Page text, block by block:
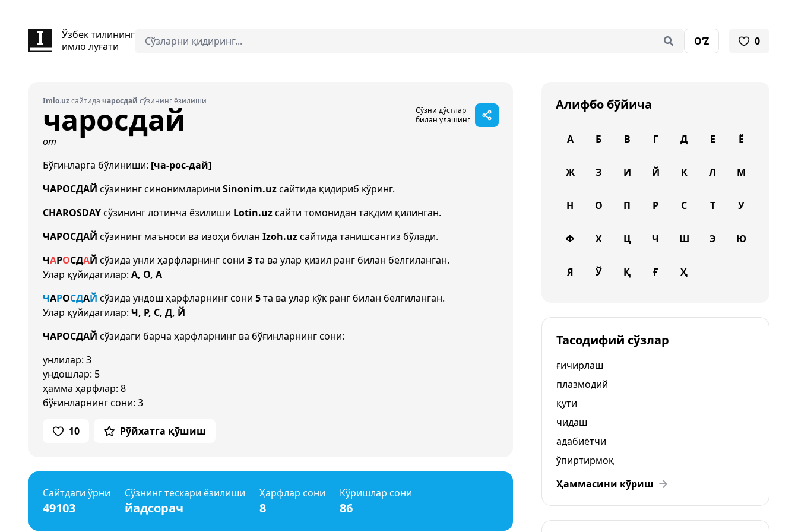
Ўзбек тилининг
имло луғати
O‘Z 0
Imlo.uzсайтида чаросдай сўзининг ёзилиши
чаросдай
Сўзни дўстлар
билан улашинг
от
Бўғинларга бўлиниши: [ча-рос-дай]
ЧАРОСДАЙ сўзининг синонимларини Sinonim.uzсайтида қидириб кўринг.
CHAROSDAYсўзининг лотинча ёзилиши Lotin.uzсайти томонидан тақдим қилинган.
ЧАРОСДАЙ сўзининг маъноси ва изоҳи билан Izoh.uzсайтида танишсангиз бўлади.
ЧАРОСДАЙ сўзида унли ҳарфларнинг сони 3та ва улар қизил ранг билан белгиланган.
Улар қуйидагилар: А, О, А
ЧАРОСДАЙ сўзида ундош ҳарфларнинг сони 5та ва улар кўк ранг билан белгиланган.
Улар қуйидагилар: Ч, Р, С, Д, Й
ЧАРОСДАЙ сўзидаги барча ҳарфларнинг ва бўғинларнинг сони:
унлилар: 3
ундошлар: 5
ҳамма ҳарфлар: 8
бўғинларнинг сони: 3
10 Рўйхатга қўшиш
Сайтдаги ўрни
49103
Сўзнинг тескари ёзилиши
йадсорач
Ҳарфлар сони
8
Кўришлар сони
86
Алифбо бўйича
А Б В Г Д Е Ё
Ж З И Й К Л М
Н О П Р С Т У
Ф Х Ц Ч Ш Э Ю
Я Ў Қ Ғ Ҳ
Тасодифий сўзлар
ғичирлаш
плазмодий
қути
чидаш
адабиётчи
ўпиртирмоқ
Ҳаммасини кўриш